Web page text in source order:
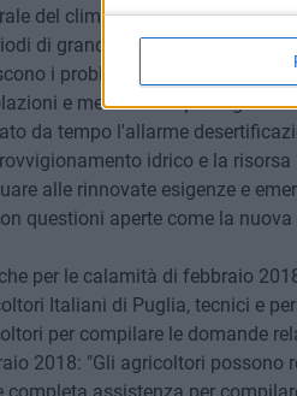
del clima, con una
di grande siccità, si alternano
i problemi relativi al dissesto
e mettono a repentaglio i
da tempo l'allarme
idrico e la
alle rinnovate esigenze e
questioni aperte come la
per le calamità di febbraio
Italiani di Puglia, tecnici e
per compilare le domande
2018: "Gli agricoltori possono